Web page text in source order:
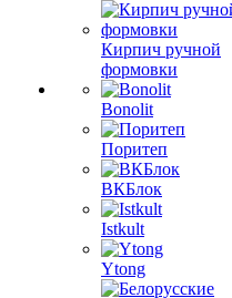
Кирпич ручной
формовки
Bonolit
Поритеп
ВКБлок
Istkult
Ytong